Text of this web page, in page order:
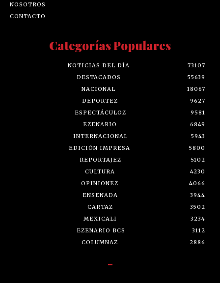
NOSOTROS
CONTACTO
Categorías Populares
NOTICIAS DEL DÍA
73107
DESTACADOS
55639
NACIONAL
18067
DEPORTEZ
9627
ESPECTÁCULOZ
9581
EZENARIO
6849
INTERNACIONAL
5943
EDICIÓN IMPRESA
5800
REPORTAJEZ
5102
CULTURA
4230
OPINIONEZ
4066
ENSENADA
3944
CARTAZ
3502
MEXICALI
3234
EZENARIO BCS
3112
COLUMNAZ
2886
-